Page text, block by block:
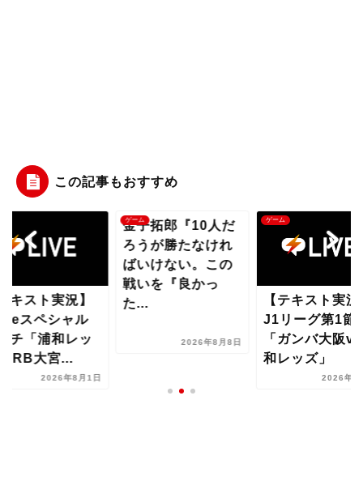
この記事もおすすめ
キスト実況】
スペシャル
チ「浦和レッ
大宮...
2026年8月1日
ゲーム
金子拓郎『10人だ
ろうが勝たなけれ
ばいけない。この
戦いを『良かっ
た...
2026年8月8日
ゲーム
【テキスト実況
J1リーグ第1節
「ガンバ大阪
和レッズ」
2026年8